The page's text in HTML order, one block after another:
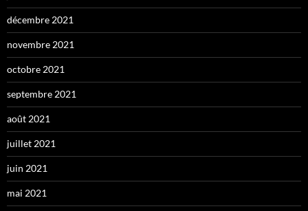
décembre 2021
novembre 2021
octobre 2021
septembre 2021
août 2021
juillet 2021
juin 2021
mai 2021